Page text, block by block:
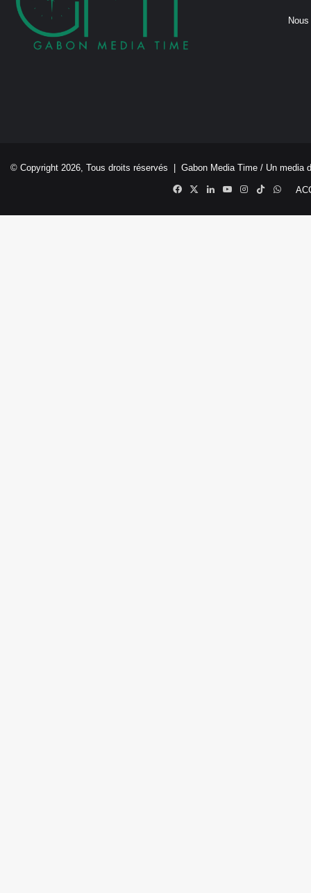
© Copyright 2026, Tous droits réservés | Gabon Media Time / Un media
Facebook
X LinkedinYouTubeInstagram
TikTok